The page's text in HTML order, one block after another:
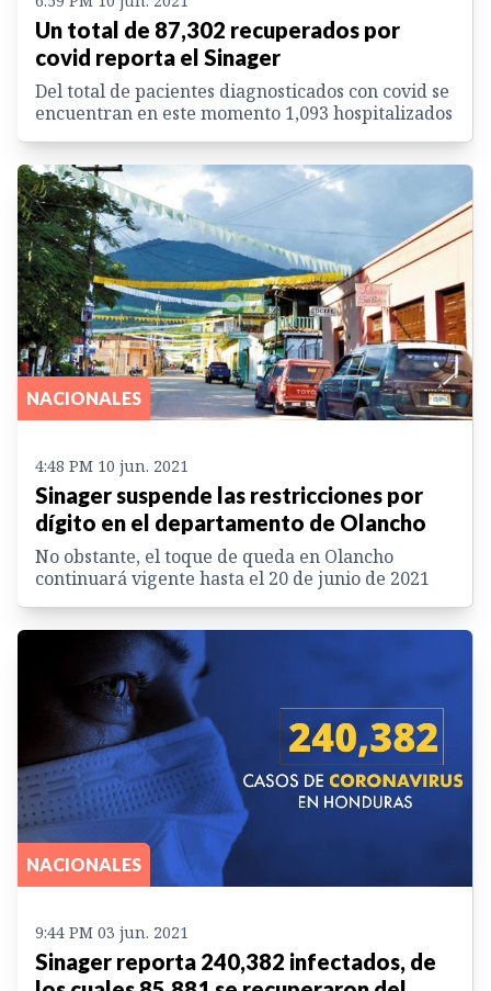
Un total de 87,302 recuperados por
covid reporta el Sinager
Del total de pacientes diagnosticados con covid se
encuentran en este momento 1,093 hospitalizados
NACIONALES
4:48 PM 10 jun. 2021
Sinager suspende las restricciones por
dígito en el departamento de Olancho
No obstante, el toque de queda en Olancho
continuará vigente hasta el 20 de junio de 2021
NACIONALES
9:44 PM 03 jun. 2021
Sinager reporta 240,382 infectados, de